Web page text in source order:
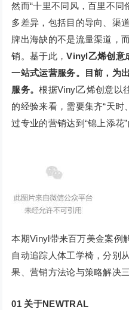
然而“十里不同风，百里不同
多差异，包括目的导向、渠
牌出海缺的不是流量渠道，
销。基于此，Vinyl乙烯创意
一站式运营服务。目前，为
服务。根据Vinyl乙烯创意以
的经验来看，需要集齐“天时
过专业的营销达到“锦上添花”
本期Vinyl带来百万美金案
自动追踪人体工学椅，分别
果、营销方法论与策略解决
01 关于NEWTRAL